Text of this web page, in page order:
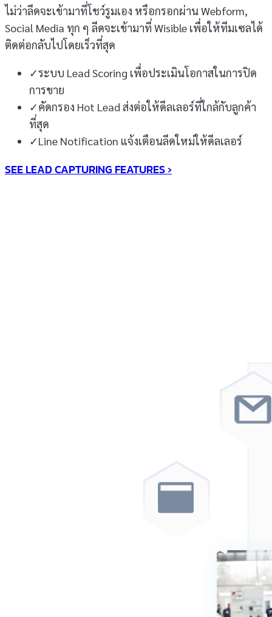
ไม่ว่าลีดจะเข้ามาที่โชว์รูมเอง หรือกรอกผ่าน Webform,
Social Media ทุก ๆ ลีดจะเข้ามาที่ Wisible เพื่อให้ทีมเซลได้
ติดต่อกลับไปโดยเร็วที่สุด
✓ระบบ Lead Scoring เพื่อประเมินโอกาสในการปิด
การขาย
✓คัดกรอง Hot Lead ส่งต่อให้ดีลเลอร์ที่ใกล้กับลูกค้า
ที่สุด
✓Line Notification แจ้งเตือนลีดใหม่ให้ดีลเลอร์
SEE LEAD CAPTURING FEATURES ›